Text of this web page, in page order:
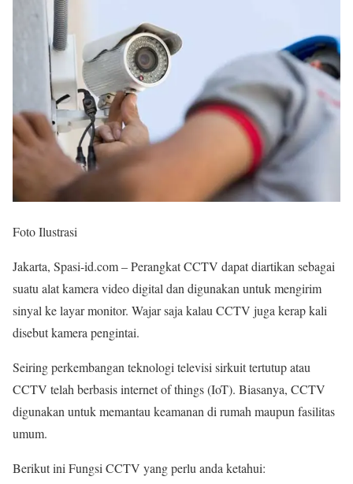
Foto Ilustrasi
Jakarta, Spasi-id.com – Perangkat CCTV dapat diartikan sebagai
suatu alat kamera video digital dan digunakan untuk mengirim
sinyal ke layar monitor. Wajar saja kalau CCTV juga kerap kali
disebut kamera pengintai.
Seiring perkembangan teknologi televisi sirkuit tertutup atau
CCTV telah berbasis internet of things (IoT). Biasanya, CCTV
digunakan untuk memantau keamanan di rumah maupun fasilitas
umum.
Berikut ini Fungsi CCTV yang perlu anda ketahui: